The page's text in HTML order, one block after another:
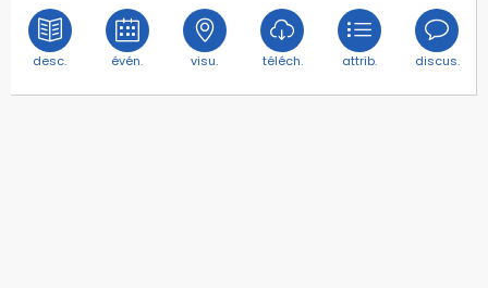
desc. évén. visu. téléch. attrib. discus.